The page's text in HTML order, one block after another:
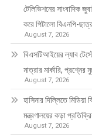
টেলিভিশনের সাংবাদিক
করে পিটালো বিএনপি-
August 7, 2026
বিএসটিআইয়ের ল্যাব
মাত্রার মার্কারি, প্রশ্নের
August 7, 2026
হাসিনার দিল্লিতে মিডিয়া
মন্ত্রণালয়ের কড়া
August 7, 2026